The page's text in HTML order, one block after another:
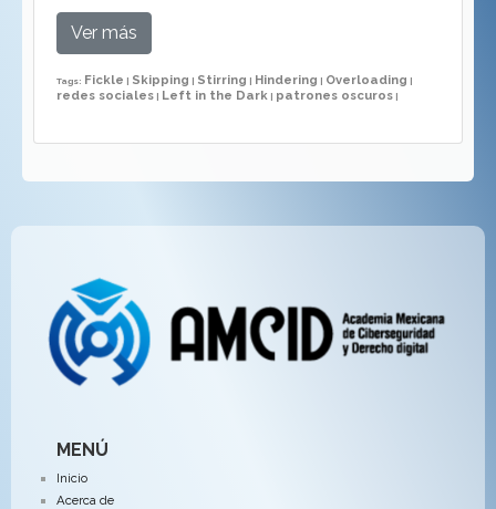
Ver más
Tags: Fickle | Skipping | Stirring | Hindering | Overloading |
redes sociales | Left in the Dark | patrones oscuros |
MENÚ
Inicio
Acerca de